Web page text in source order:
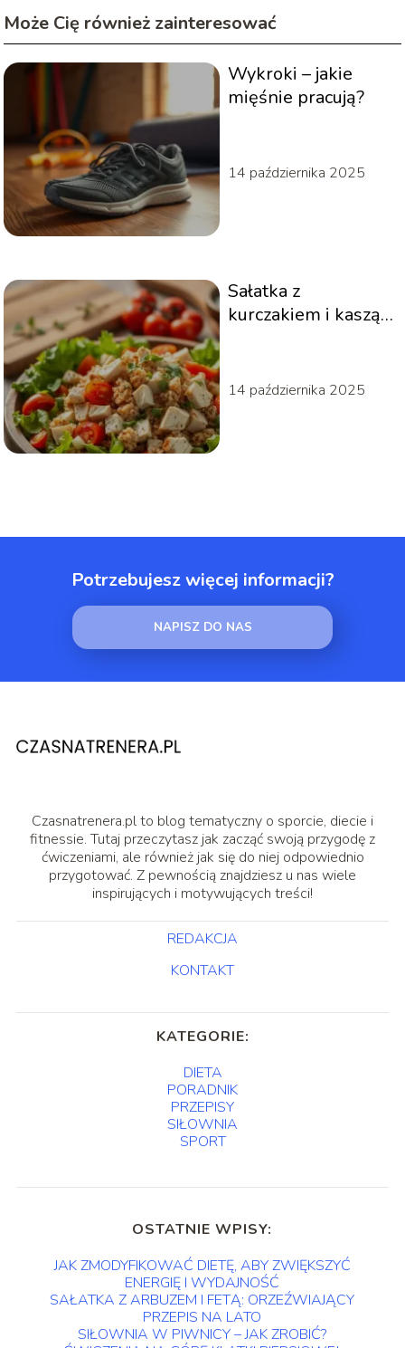
Może Cię również zainteresować
Wykroki – jakie
mięśnie pracują?
14 października 2025
Sałatka z
kurczakiem i kaszą
14 października 2025
Potrzebujesz więcej informacji?
NAPISZ DO NAS
Czasnatrenera.pl to blog tematyczny o sporcie, diecie i
fitnessie. Tutaj przeczytasz jak zacząć swoją przygodę z
ćwiczeniami, ale również jak się do niej odpowiednio
przygotować. Z pewnością znajdziesz u nas wiele
inspirujących i motywujących treści!
REDAKCJA
KONTAKT
KATEGORIE:
DIETA
PORADNIK
PRZEPISY
SIŁOWNIA
SPORT
OSTATNIE WPISY:
JAK ZMODYFIKOWAĆ DIETĘ, ABY ZWIĘKSZYĆ
ENERGIĘ I WYDAJNOŚĆ
SAŁATKA Z ARBUZEM I FETĄ: ORZEŹWIAJĄCY
PRZEPIS NA LATO
SIŁOWNIA W PIWNICY – JAK ZROBIĆ?